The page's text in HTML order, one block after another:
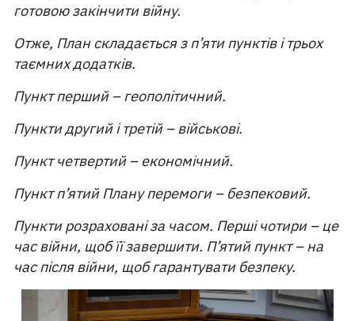
готовою закінчити війну.
Отже, План складається з п’яти пунктів і трьох
таємних додатків.
Пункт перший – геополітичний.
Пункти другий і третій – військові.
Пункт четвертий – економічний.
Пункт п’ятий Плану перемоги – безпековий.
Пункти розраховані за часом. Перші чотири – це
час війни, щоб її завершити. П’ятий пункт – на
час після війни, щоб гарантувати безпеку.